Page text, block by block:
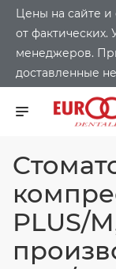
Цены на сайте и
от
менеджеров.
доставленные
PLUS/